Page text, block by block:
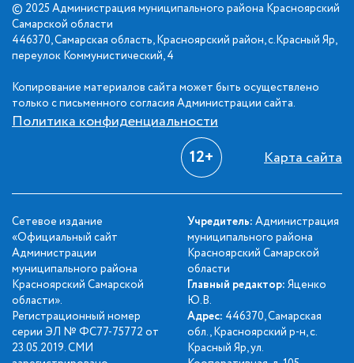
© 2025 Администрация муниципального района Красноярский
Самарской области
446370, Самарская область, Красноярский район, с.Красный Яр,
переулок Коммунистический, 4
Копирование материалов сайта может быть осуществлено
только с письменного согласия Администрации сайта.
Политика конфиденциальности
12+ Карта сайта
Сетевое издание
«Официальный сайт
Администрации
муниципального района
Красноярский Самарской
области».
Регистрационный номер
серии ЭЛ № ФС77-75772 от
23.05.2019. СМИ
Учредитель: Администрация
муниципального района
Красноярский Самарской
области
Главный редактор: Яценко
Ю.В.
Адрес: 446370, Самарская
обл., Красноярский р-н, с.
Красный Яр, ул.